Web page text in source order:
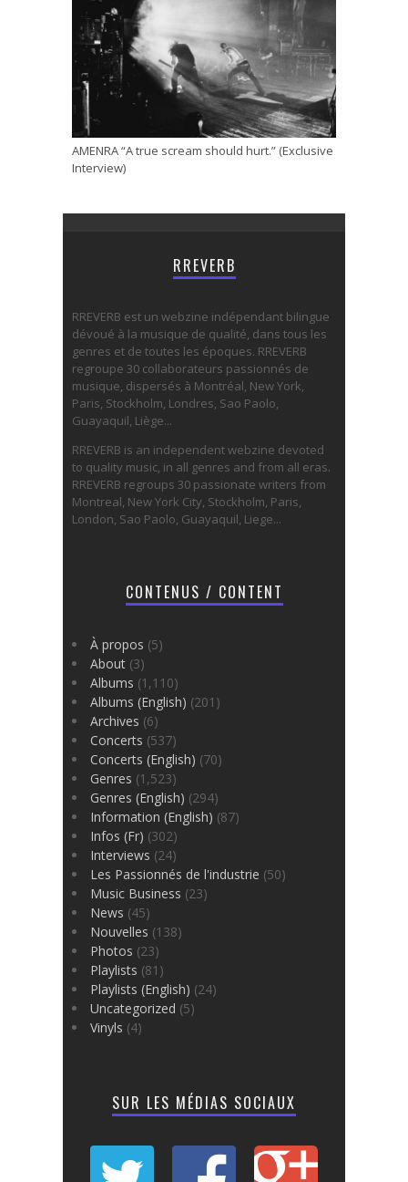
AMENRA “A true scream should hurt.” (Exclusive
Interview)
RREVERB
RREVERB est un webzine indépendant bilingue
dévoué à la musique de qualité, dans tous les
genres et de toutes les époques. RREVERB
regroupe 30 collaborateurs passionnés de
musique, dispersés à Montréal, New York,
Paris, Stockholm, Londres, Sao Paolo,
Guayaquil, Liège...
RREVERB is an independent webzine devoted
to quality music, in all genres and from all eras.
RREVERB regroups 30 passionate writers from
Montreal, New York City, Stockholm, Paris,
London, Sao Paolo, Guayaquil, Liege...
CONTENUS / CONTENT
À propos (5)
About (3)
Albums (1,110)
Albums (English) (201)
Archives (6)
Concerts (537)
Concerts (English) (70)
Genres (1,523)
Genres (English) (294)
Information (English) (87)
Infos (Fr) (302)
Interviews (24)
Les Passionnés de l'industrie (50)
Music Business (23)
News (45)
Nouvelles (138)
Photos (23)
Playlists (81)
Playlists (English) (24)
Uncategorized (5)
Vinyls (4)
SUR LES MÉDIAS SOCIAUX